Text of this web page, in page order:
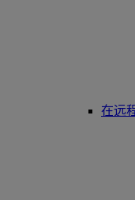
在远